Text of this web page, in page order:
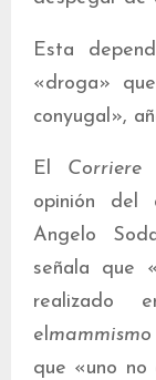
Esta
«droga»
conyugal»,
El Corriere
opinión del
Angelo
señala que
realizado
elmammismo
que «uno no